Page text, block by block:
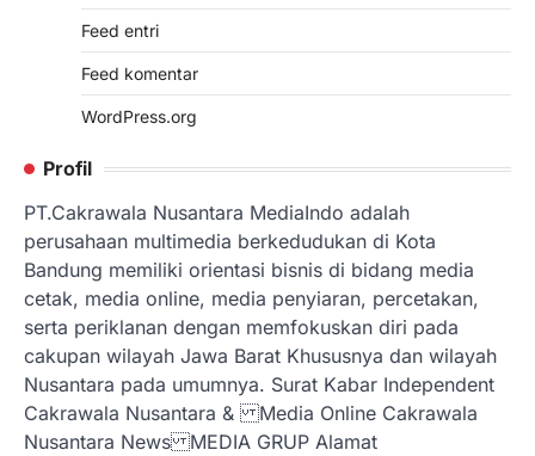
Feed entri
Feed komentar
WordPress.org
Profil
PT.Cakrawala Nusantara MediaIndo adalah
perusahaan multimedia berkedudukan di Kota
Bandung memiliki orientasi bisnis di bidang media
cetak, media online, media penyiaran, percetakan,
serta periklanan dengan memfokuskan diri pada
cakupan wilayah Jawa Barat Khususnya dan wilayah
Nusantara pada umumnya. Surat Kabar Independent
Cakrawala Nusantara & Media Online Cakrawala
Nusantara News MEDIA GRUP Alamat